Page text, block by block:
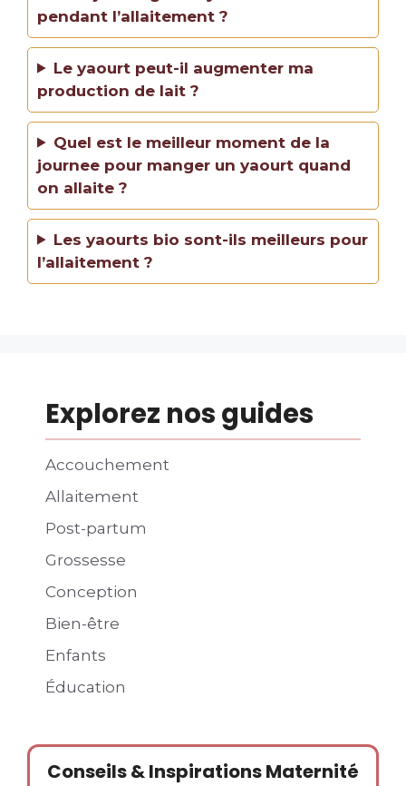
pendant l’allaitement ?
Le yaourt peut-il augmenter ma
production de lait ?
Quel est le meilleur moment de la
journee pour manger un yaourt quand
on allaite ?
Les yaourts bio sont-ils meilleurs pour
l’allaitement ?
Explorez nos guides
Accouchement
Allaitement
Post-partum
Grossesse
Conception
Bien-être
Enfants
Éducation
Conseils & Inspirations Maternité